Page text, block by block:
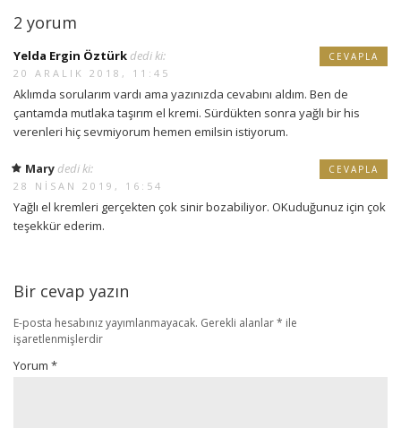
2 yorum
Yelda Ergin Öztürk dedi ki:
20 ARALIK 2018, 11:45
Aklımda sorularım vardı ama yazınızda cevabını aldım. Ben de
çantamda mutlaka taşırım el kremi. Sürdükten sonra yağlı bir his
verenleri hiç sevmiyorum hemen emilsin istiyorum.
CEVAPLA
Mary dedi ki:
28 NISAN 2019, 16:54
Yağlı el kremleri gerçekten çok sinir bozabiliyor. OKuduğunuz için çok
teşekkür ederim.
CEVAPLA
Bir cevap yazın
E-posta hesabınız yayımlanmayacak. Gerekli alanlar* ile
işaretlenmişlerdir
Yorum *